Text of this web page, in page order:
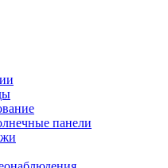
панели